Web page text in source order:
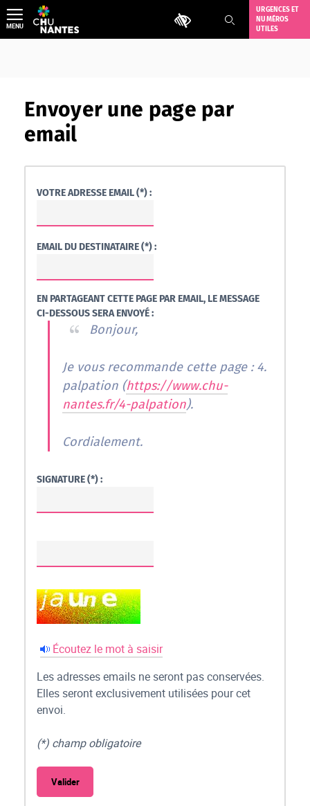
Aller
au
contenu
Outils d'accessibilité
URGENCES ET
NUMÉROS
UTILES
MENU
Envoyer une page par
email
VOTRE ADRESSE EMAIL (*) :
EMAIL DU DESTINATAIRE (*) :
EN PARTAGEANT CETTE PAGE PAR EMAIL, LE MESSAGE
CI-DESSOUS SERA ENVOYÉ :
Bonjour,
Je vous recommande cette page : 4.
palpation (https://www.chu-
nantes.fr/4-palpation).
Cordialement.
SIGNATURE (*) :
Écoutez le mot à saisir
Les adresses emails ne seront pas conservées.
Elles seront exclusivement utilisées pour cet
envoi.
(*) champ obligatoire